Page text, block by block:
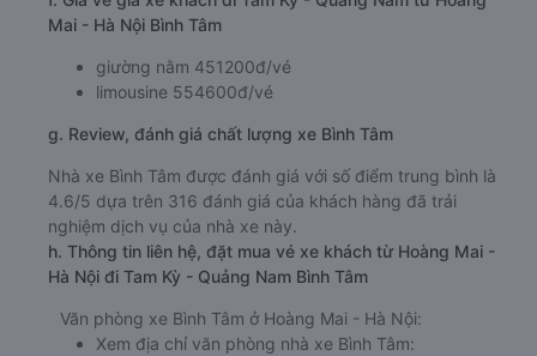
Mai - Hà Nội Bình Tâm
giường nằm 451200đ/vé
limousine 554600đ/vé
g. Review, đánh giá chất lượng xe Bình Tâm
Nhà xe Bình Tâm được đánh giá với số điểm trung bình là
4.6/5 dựa trên 316 đánh giá của khách hàng đã trải
nghiệm dịch vụ của nhà xe này.
h. Thông tin liên hệ, đặt mua vé xe khách từ Hoàng Mai -
Hà Nội đi Tam Kỳ - Quảng Nam Bình Tâm
Văn phòng xe Bình Tâm ở Hoàng Mai - Hà Nội:
Xem địa chỉ văn phòng nhà xe Bình Tâm: